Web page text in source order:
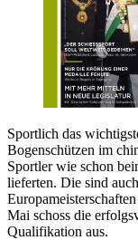
Sportlich das
Bogenschützen im
Sportler wie schon
lieferten. Die sind
Mai schoss die
Qualifikation aus.